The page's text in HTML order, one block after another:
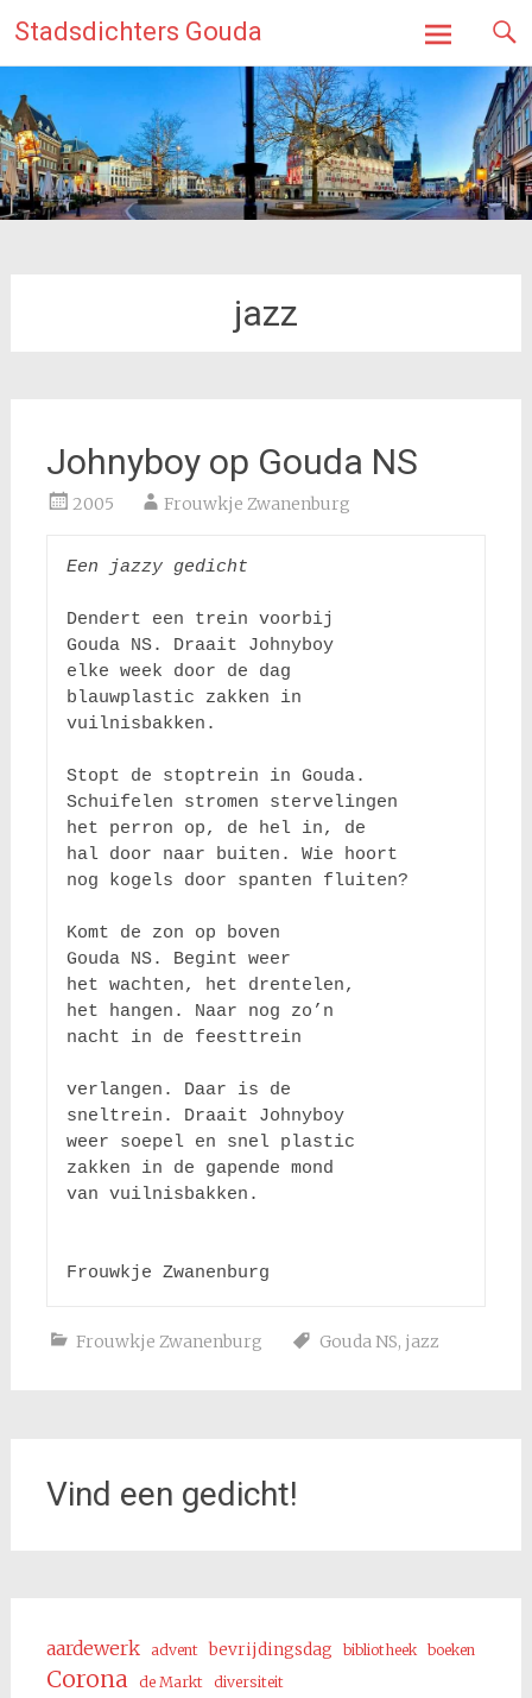
naar
de
inhoud
Stadsdichters Gouda
jazz
Johnyboy op Gouda NS
2005 Frouwkje Zwanenburg
Een jazzy gedicht
Dendert een trein voorbij
Gouda NS. Draait Johnyboy
elke week door de dag
blauwplastic zakken in
vuilnisbakken.
Stopt de stoptrein in Gouda.
Schuifelen stromen stervelingen
het perron op, de hel in, de
hal door naar buiten. Wie hoort
nog kogels door spanten fluiten?
Komt de zon op boven
Gouda NS. Begint weer
het wachten, het drentelen,
het hangen. Naar nog zo’n
nacht in de feesttrein
verlangen. Daar is de
sneltrein. Draait Johnyboy
weer soepel en snel plastic
zakken in de gapende mond
van vuilnisbakken.
Frouwkje Zwanenburg Gouda NS, jazz
Vind een gedicht!
aardewerk advent bevrijdingsdag bibliotheek boeken
Corona de Markt diversiteit